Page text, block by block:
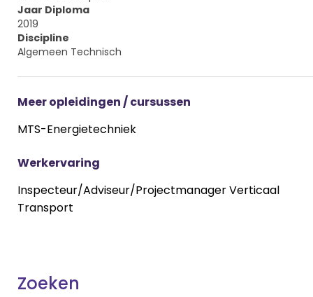
Jaar Diploma
2019
Discipline
Algemeen Technisch
Meer opleidingen / cursussen
MTS-Energietechniek
Werkervaring
Inspecteur/Adviseur/Projectmanager Verticaal
Transport
Zoeken